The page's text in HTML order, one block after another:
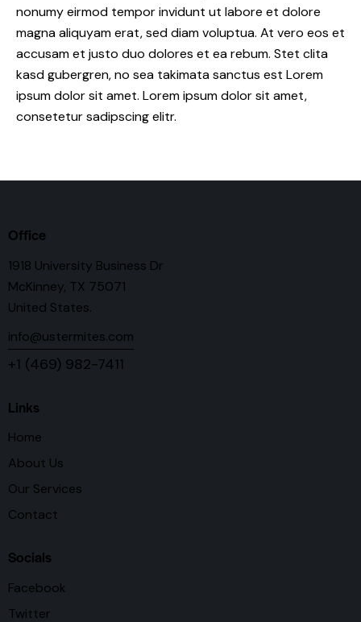
nonumy eirmod tempor invidunt ut labore et dolore
magna aliquyam erat, sed diam voluptua. At vero eos et
accusam et justo duo dolores et ea rebum. Stet clita
kasd gubergren, no sea takimata sanctus est Lorem
ipsum dolor sit amet. Lorem ipsum dolor sit amet,
consetetur sadipscing elitr.
Office
1918 University Business Dr
McKinney, TX 75071
United States.
info@ustermites.com
+1 (469) 982-7411
Links
Home
About Us
Our Services
Contact
Socials
Facebook
Twitter